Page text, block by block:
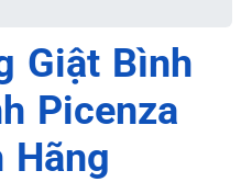
Giật Bình
Picenza
Hãng